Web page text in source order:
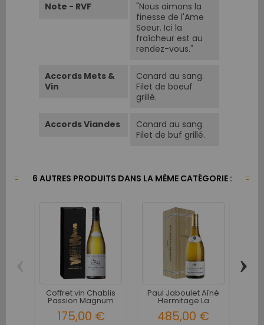
Note - RVF
"Nous aimons la
finesse de l'Ame
Soeur. Ici la
fraîcheur est au
rendez-vous."
Accords Mets &
Vin
Canard au sang.
Filet de boeuf
grillé.
Accords Viandes
Canard au sang.
Filet de buf grillé.
6 AUTRES PRODUITS DANS LA MÊME CATÉGORIE :
Coffret vin Chablis
Passion Magnum
175,00 €
Paul Jaboulet Aîné
Hermitage La
Chapelle...
485,00 €
›